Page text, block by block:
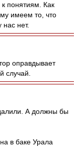
понятиям. Как
имеем то, что
нет.
оправдывает
А должны бы
в баке Урала